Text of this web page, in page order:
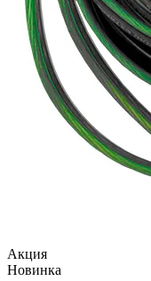
Акция
Новинка